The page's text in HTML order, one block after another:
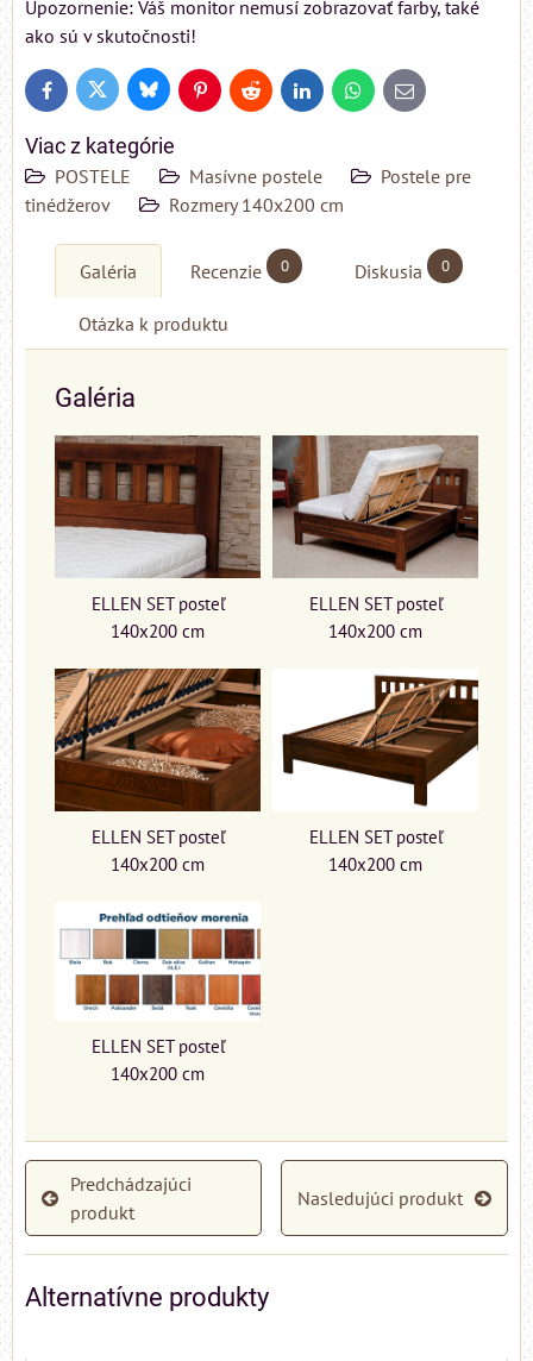
Upozornenie: Váš monitor nemusí zobrazovať farby, také
ako sú v skutočnosti!
FacebookTwitter BlueskyPinterestReddit LinkedInWhatsApp
E-
mail
Viac z kategórie
POSTELE Masívne postele
Postele pre
tinédžerov
Rozmery 140x200 cm
Galéria Recenzie 0 Diskusia 0
Otázka k produktu
Galéria
ELLEN SET posteľ
140x200 cm
ELLEN SET posteľ
140x200 cm
ELLEN SET posteľ
140x200 cm
ELLEN SET posteľ
140x200 cm
ELLEN SET posteľ
140x200 cm
Predchádzajúci
produkt
Nasledujúci produkt
Alternatívne produkty